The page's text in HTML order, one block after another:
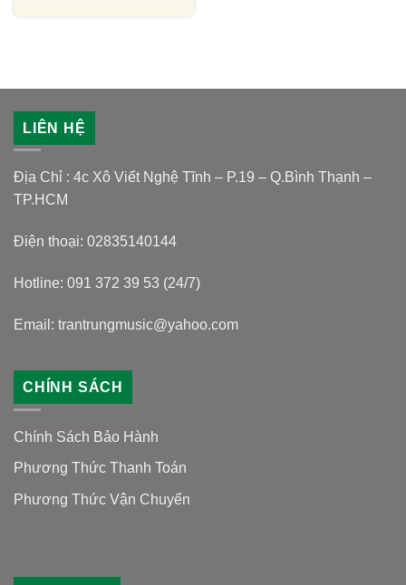
LIÊN HỆ
Địa Chỉ : 4c Xô Viết Nghệ Tĩnh – P.19 – Q.Bình Thạnh –
TP.HCM
Điện thoại: 02835140144
Hotline: 091 372 39 53 (24/7)
Email: trantrungmusic@yahoo.com
CHÍNH SÁCH
Chính Sách Bảo Hành
Phương Thức Thanh Toán
Phương Thức Vận Chuyển